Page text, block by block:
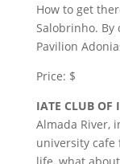
How to get
Salobrinho. By
Pavilion
Price: $
IATE CLUB OF
Almada River,
university cafe